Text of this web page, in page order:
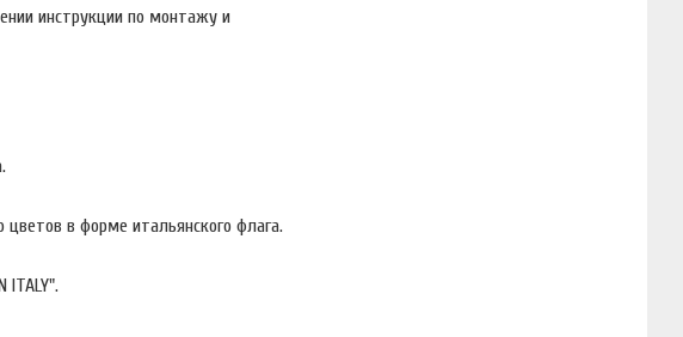
инструкции по монтажу и
цветов в форме итальянского флага.
ITALY".